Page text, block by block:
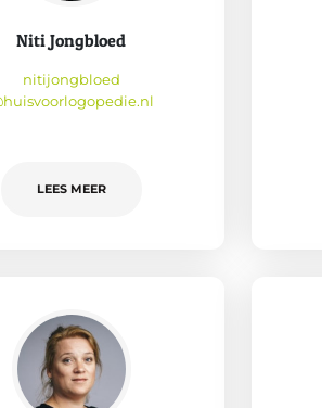
Niti Jongbloed
nitijongbloed
LEES MEER